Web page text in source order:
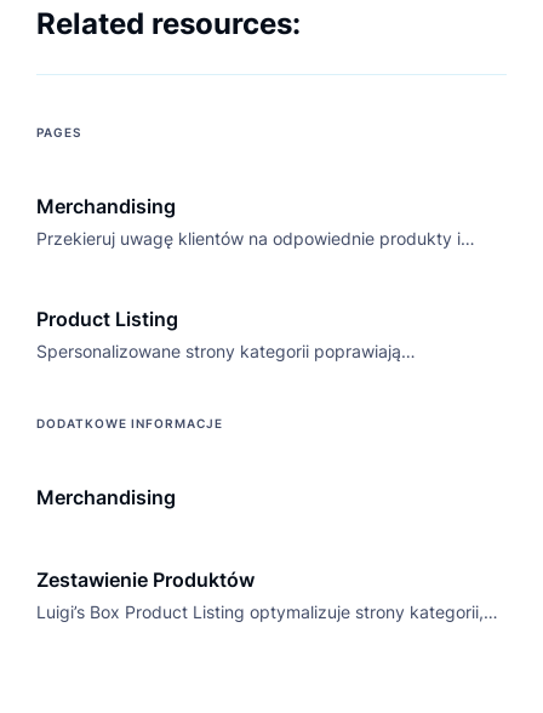
Related resources:
PAGES
Merchandising
Przekieruj uwagę klientów na odpowiednie produkty i
Product Listing
Spersonalizowane strony kategorii poprawiają
DODATKOWE INFORMACJE
Merchandising
Zestawienie Produktów
Luigi’s Box Product Listing optymalizuje strony kategorii,